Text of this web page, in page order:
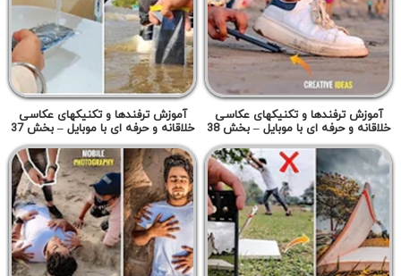
آموزش ترفندها و تکنیکهای عکاسی
خلاقانه و حرفه ای با موبایل – بخش 38
آموزش ترفندها و تکنیکهای عکاسی
خلاقانه و حرفه ای با موبایل – بخش 37